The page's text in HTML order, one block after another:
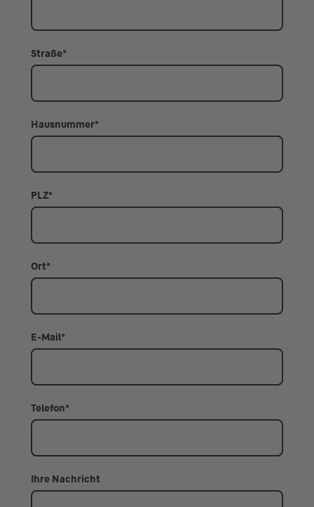
Straße*
Hausnummer*
PLZ*
Ort*
E-Mail*
Telefon*
Ihre Nachricht